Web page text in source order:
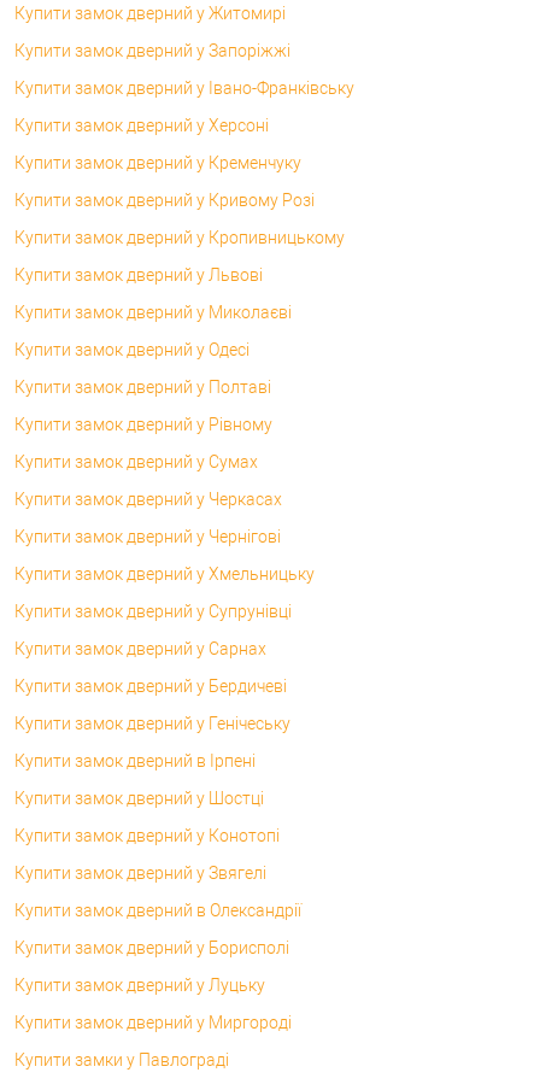
Купити замок дверний у Житомирі
Купити замок дверний у Запоріжжі
Купити замок дверний у Івано-Франківську
Купити замок дверний у Херсоні
Купити замок дверний у Кременчуку
Купити замок дверний у Кривому Розі
Купити замок дверний у Кропивницькому
Купити замок дверний у Львові
Купити замок дверний у Миколаєві
Купити замок дверний у Одесі
Купити замок дверний у Полтаві
Купити замок дверний у Рівному
Купити замок дверний у Сумах
Купити замок дверний у Черкасах
Купити замок дверний у Чернігові
Купити замок дверний у Хмельницьку
Купити замок дверний у Супрунівці
Купити замок дверний у Сарнах
Купити замок дверний у Бердичеві
Купити замок дверний у Генічеську
Купити замок дверний в Ірпені
Купити замок дверний у Шостці
Купити замок дверний у Конотопі
Купити замок дверний у Звягелі
Купити замок дверний в Олександрії
Купити замок дверний у Борисполі
Купити замок дверний у Луцьку
Купити замок дверний у Миргороді
Купити замки у Павлограді